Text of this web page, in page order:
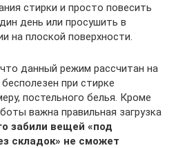
стирки и просто повесить
день или просушить в
на плоской поверхности.
данный режим рассчитан на
при стирке
постельного белья. Кроме
важна правильная загрузка
забили вещей «под
складок» не сможет